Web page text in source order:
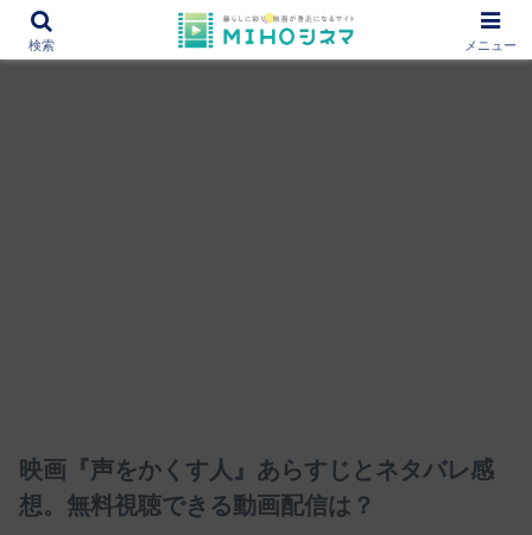
12000作品を紹介！あなたの映画図書館『MIHOシネマ』
映画『声をかくす人』あらすじとネタバレ感
想。無料視聴できる動画配信は？
検索 メニュー